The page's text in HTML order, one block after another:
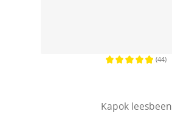
(44)
Kapok leesbeen